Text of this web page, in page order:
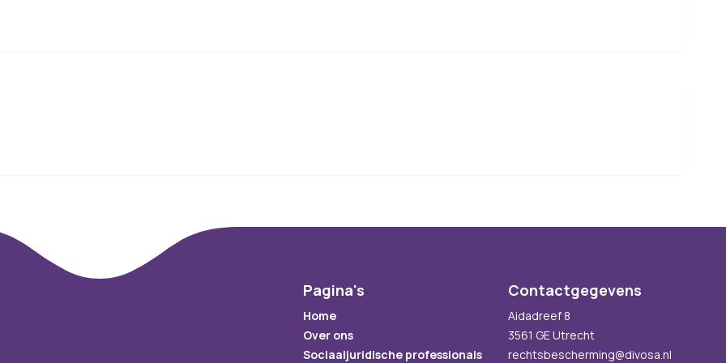
Pagina's
Home
Over ons
Sociaaljuridische professionals
Contactgegevens
Aidadreef 8
3561 GE Utrecht
rechtsbescherming@divosa.nl